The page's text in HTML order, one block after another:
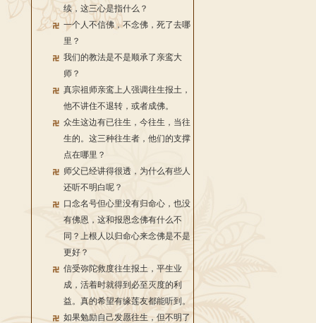
续，这三心是指什么？
一个人不信佛，不念佛，死了去哪
里？
我们的教法是不是顺承了亲鸾大
师？
真宗祖师亲鸾上人强调往生报土，
他不讲住不退转，或者成佛。
众生这边有已往生，今往生，当往
生的。这三种往生者，他们的支撑
点在哪里？
师父已经讲得很透，为什么有些人
还听不明白呢？
口念名号但心里没有归命心，也没
有佛恩，这和报恩念佛有什么不
同？上根人以归命心来念佛是不是
更好？
信受弥陀救度往生报土，平生业
成，活着时就得到必至灭度的利
益。真的希望有缘莲友都能听到。
如果勉励自己发愿往生，但不明了